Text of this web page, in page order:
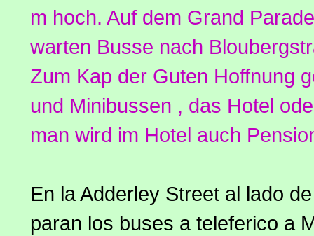
m hoch. Auf dem Grand
warten Busse nach
Zum Kap der Guten Hoffnung
und Minibussen , das Hotel
man wird im Hotel auch
En la Adderley Street al lado
paran los buses a teleferico a